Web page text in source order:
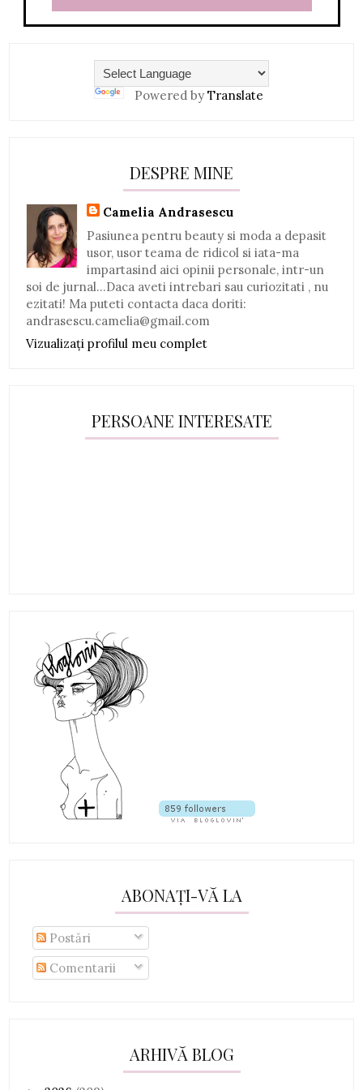
Powered by Translate
DESPRE MINE
Camelia Andrasescu
Pasiunea pentru beauty si moda a depasit
usor, usor teama de ridicol si iata-ma
impartasind aici opinii personale, intr-un
soi de jurnal...Daca aveti intrebari sau curiozitati , nu
ezitati! Ma puteti contacta daca doriti:
andrasescu.camelia@gmail.com
Vizualizați profilul meu complet
PERSOANE INTERESATE
ABONAȚI-VĂ LA
Postări
Comentarii
ARHIVĂ BLOG